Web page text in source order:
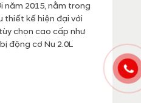
năm 2015, nằm trong
thiết kế hiện đại với
chọn cao cấp như
động cơ Nu 2.0L